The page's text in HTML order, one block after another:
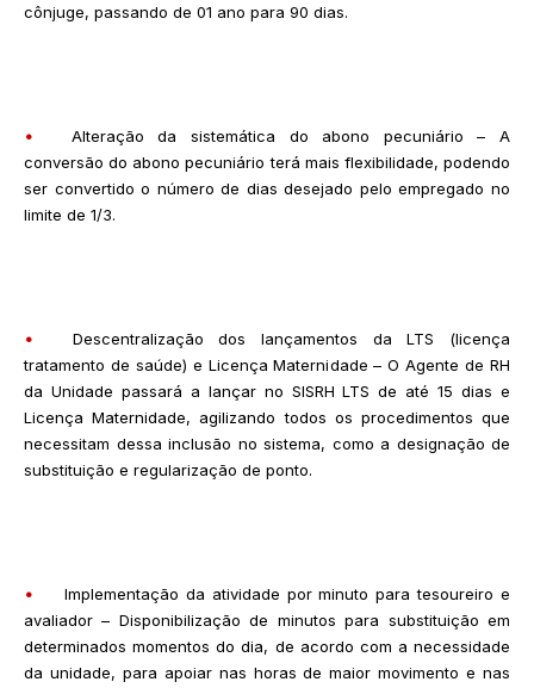
cônjuge, passando de 01 ano para 90 dias.
•
Alteração da sistemática do abono pecuniário – A
conversão do abono pecuniário terá mais flexibilidade, podendo
ser convertido o número de dias desejado pelo empregado no
limite de 1/3.
•
Descentralização dos lançamentos da LTS (licença
tratamento de saúde) e Licença Maternidade – O Agente de RH
da Unidade passará a lançar no SISRH LTS de até 15 dias e
Licença Maternidade, agilizando todos os procedimentos que
necessitam dessa inclusão no sistema, como a designação de
substituição e regularização de ponto.
•
Implementação da atividade por minuto para tesoureiro e
avaliador – Disponibilização de minutos para substituição em
determinados momentos do dia, de acordo com a necessidade
da unidade, para apoiar nas horas de maior movimento e nas